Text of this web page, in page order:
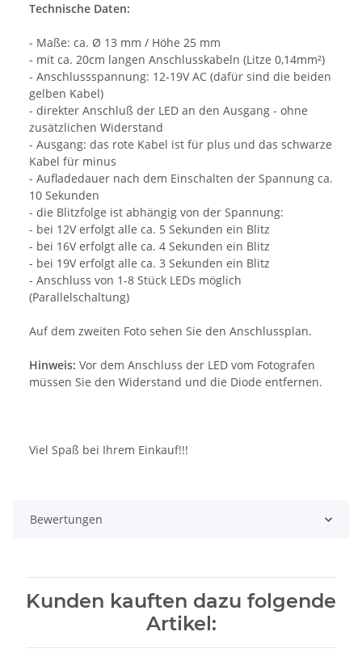
Technische Daten:
- Maße: ca. Ø 13 mm / Höhe 25 mm
- mit ca. 20cm langen Anschlusskabeln (Litze 0,14mm²)
- Anschlussspannung: 12-19V AC (dafür sind die beiden
gelben Kabel)
- direkter Anschluß der LED an den Ausgang - ohne
zusätzlichen Widerstand
- Ausgang: das rote Kabel ist für plus und das schwarze
Kabel für minus
- Aufladedauer nach dem Einschalten der Spannung ca.
10 Sekunden
- die Blitzfolge ist abhängig von der Spannung:
- bei 12V erfolgt alle ca. 5 Sekunden ein Blitz
- bei 16V erfolgt alle ca. 4 Sekunden ein Blitz
- bei 19V erfolgt alle ca. 3 Sekunden ein Blitz
- Anschluss von 1-8 Stück LEDs möglich
(Parallelschaltung)
Auf dem zweiten Foto sehen Sie den Anschlussplan.
Hinweis: Vor dem Anschluss der LED vom Fotografen
müssen Sie den Widerstand und die Diode entfernen.
Viel Spaß bei Ihrem Einkauf!!!
Bewertungen
Kunden kauften dazu folgende
Artikel: